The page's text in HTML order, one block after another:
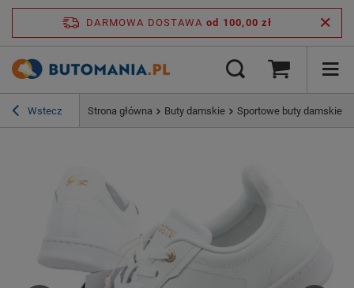
DARMOWA DOSTAWA od 100,00 zł
Wstecz Strona główna Buty damskie Sportowe buty damskie